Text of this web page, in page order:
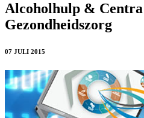
Alcoholhulp &
Gezondheidszorg
07 JULI 2015